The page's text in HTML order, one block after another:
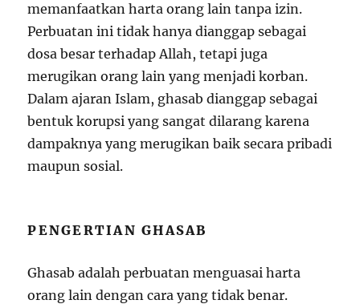
memanfaatkan harta orang lain tanpa izin.
Perbuatan ini tidak hanya dianggap sebagai
dosa besar terhadap Allah, tetapi juga
merugikan orang lain yang menjadi korban.
Dalam ajaran Islam, ghasab dianggap sebagai
bentuk korupsi yang sangat dilarang karena
dampaknya yang merugikan baik secara pribadi
maupun sosial.
PENGERTIAN GHASAB
Ghasab adalah perbuatan menguasai harta
orang lain dengan cara yang tidak benar.